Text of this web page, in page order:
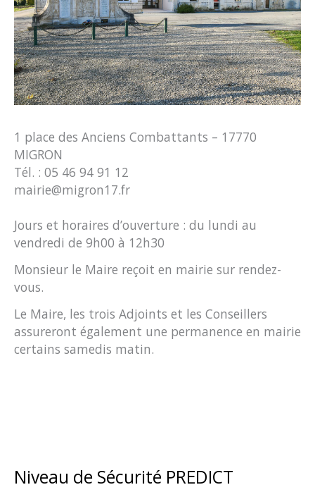
1 place des Anciens Combattants – 17770
MIGRON
Tél. : 05 46 94 91 12
mairie@migron17.fr
Jours et horaires d’ouverture : du lundi au
vendredi de 9h00 à 12h30
Monsieur le Maire reçoit en mairie sur rendez-
vous.
Le Maire, les trois Adjoints et les Conseillers
assureront également une permanence en mairie
certains samedis matin.
Niveau de Sécurité PREDICT